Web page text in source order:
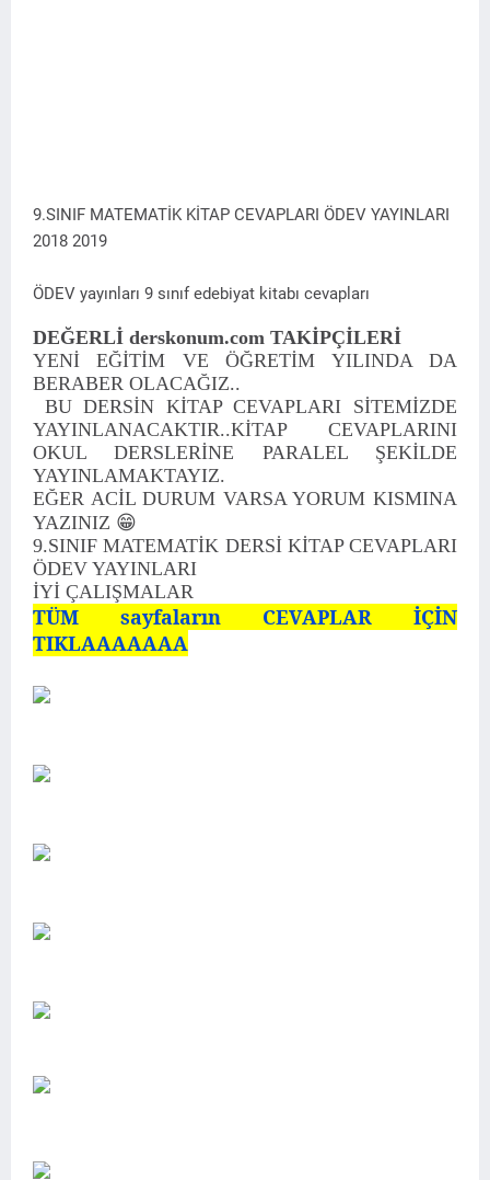
9.SINIF MATEMATİK KİTAP CEVAPLARI ÖDEV YAYINLARI
2018 2019
ÖDEV yayınları 9 sınıf edebiyat kitabı cevapları
DEĞERLİ derskonum.com TAKİPÇİLERİ
YENİ EĞİTİM VE ÖĞRETİM YILINDA DA
BERABER OLACAĞIZ..
BU DERSİN KİTAP CEVAPLARI SİTEMİZDE
YAYINLANACAKTIR..KİTAP CEVAPLARINI
OKUL DERSLERİNE PARALEL ŞEKİLDE
YAYINLAMAKTAYIZ.
EĞER ACİL DURUM VARSA YORUM KISMINA
YAZINIZ 😁
9.SINIF MATEMATİK DERSİ KİTAP CEVAPLARI
ÖDEV YAYINLARI
İYİ ÇALIŞMALAR
TÜM sayfaların CEVAPLAR İÇİN
TIKLAAAAAAA